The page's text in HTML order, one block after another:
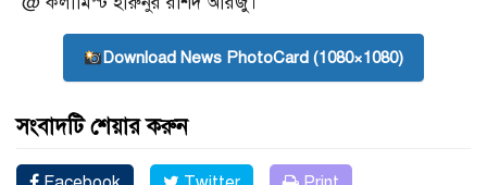
Download News PhotoCard (1080×1080)
সংবাদটি শেয়ার করুন